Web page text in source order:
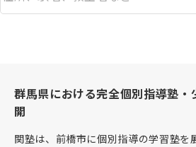
群馬県における完全個別指導塾・
開
関塾は、前橋市に個別指導の学習塾を